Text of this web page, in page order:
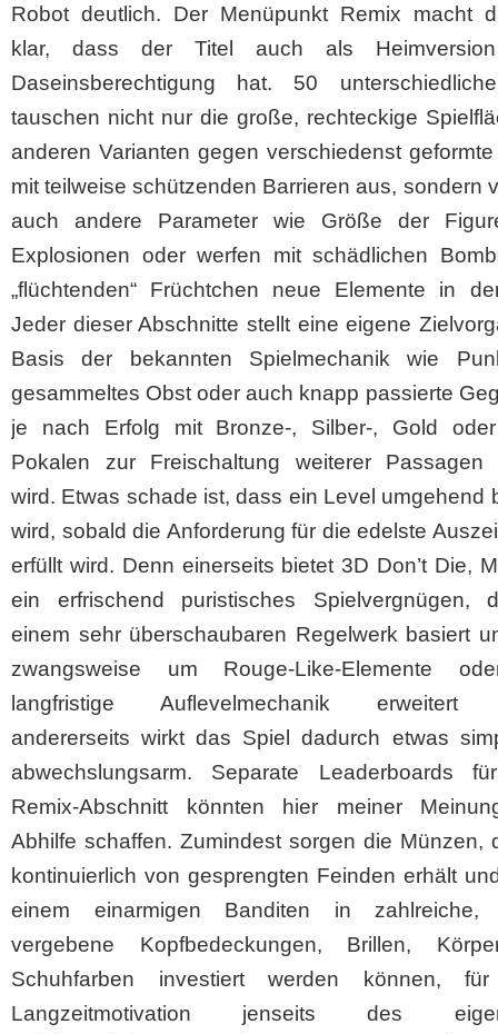
Robot deutlich. Der Menüpunkt Remix macht
klar, dass der Titel auch als
Daseinsberechtigung hat. 50
tauschen nicht nur die große, rechteckige
anderen Varianten gegen verschiedenst
mit teilweise schützenden Barrieren aus, sondern
auch andere Parameter wie Größe der
Explosionen oder werfen mit schädlichen
„flüchtenden“ Früchtchen neue Elemente in
Jeder dieser Abschnitte stellt eine eigene
Basis der bekannten Spielmechanik wie
gesammeltes Obst oder auch knapp passierte
je nach Erfolg mit Bronze-, Silber-, Gold
Pokalen zur Freischaltung weiterer Passagen
wird. Etwas schade ist, dass ein Level umgehend
wird, sobald die Anforderung für die edelste
erfüllt wird. Denn einerseits bietet 3D Don’t Die,
ein erfrischend puristisches Spielvergnügen,
einem sehr überschaubaren Regelwerk basiert
zwangsweise um Rouge-Like-Elemente
langfristige Auflevelmechanik erweitert
andererseits wirkt das Spiel dadurch etwas
abwechslungsarm. Separate Leaderboards
Remix-Abschnitt könnten hier meiner
Abhilfe schaffen. Zumindest sorgen die Münzen,
kontinuierlich von gesprengten Feinden erhält
einem einarmigen Banditen in zahlreiche,
vergebene Kopfbedeckungen, Brillen,
Schuhfarben investiert werden können,
Langzeitmotivation jenseits des